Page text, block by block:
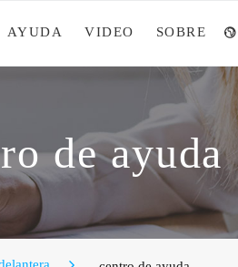
AYUDA VIDEO SOBRE
de ayuda